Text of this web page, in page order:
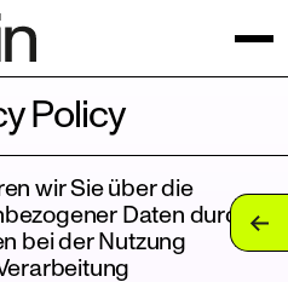
Policy
wir Sie über die
Daten durch
bei der Nutzung